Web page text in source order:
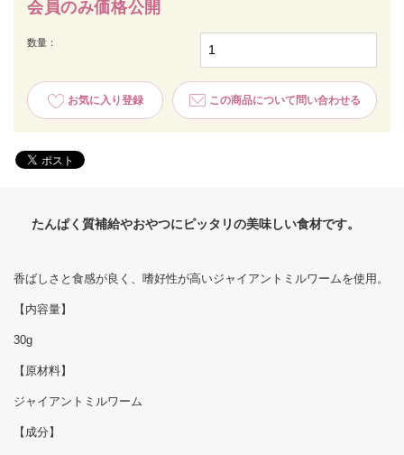
会員のみ価格公開
数量：
お気に入り登録 この商品について問い合わせる
たんぱく質補給やおやつにピッタリの美味しい食材です。
香ばしさと食感が良く、嗜好性が高いジャイアントミルワームを使用。
【内容量】
30g
【原材料】
ジャイアントミルワーム
【成分】